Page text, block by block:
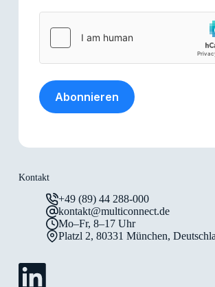
Kontakt
+49 (89) 44 288-000
kontakt@multiconnect.de
Mo–Fr, 8–17 Uhr
Platzl 2, 80331 München,
Abonnieren